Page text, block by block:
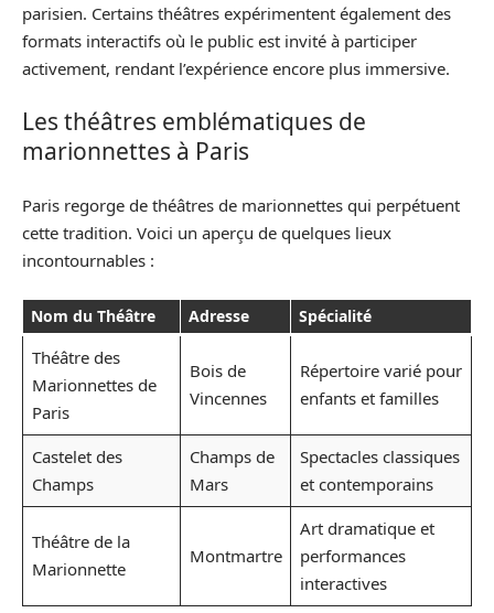
parisien. Certains théâtres expérimentent également des
formats interactifs où le public est invité à participer
activement, rendant l’expérience encore plus immersive.
Les théâtres emblématiques de
marionnettes à Paris
Paris regorge de théâtres de marionnettes qui perpétuent
cette tradition. Voici un aperçu de quelques lieux
incontournables :
Nom du Théâtre Adresse Spécialité
Théâtre des
Marionnettes de
Paris
Bois de
Vincennes
Répertoire varié pour
enfants et familles
Castelet des
Champs
Champs de
Mars
Spectacles classiques
et contemporains
Théâtre de la
Marionnette
Montmartre
Art dramatique et
performances
interactives